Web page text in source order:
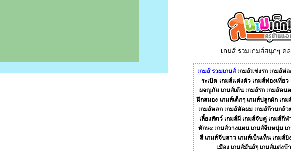
เกมส์ รวมเกมส์สนุกๆ ค
เกมส์ รวมเกมส์ เกมส์แข่งรถ เกมส์ต่อ
ระเบิด เกมส์แต่งตัว เกมส์ท่องเที่ยว
ผจญภัย เกมส์เต้น เกมส์รถ เกมส์ดน
ฝึกสมอง เกมส์เด็กๆ เกมส์ปลูกผัก เก
เกมส์ตลก เกมส์ตัดผม เกมส์ก้านกล้ว
เลี้ยงสัตว์ เกมส์ผี เกมส์จับคู่ เกมส์กีฬ
ทักษะ เกมส์วางแผน เกมส์จีบหนุ่ม เ
สี เกมส์จีบสาว เกมส์เบ็นเท็น เกมส์ยิ
เมือง เกมส์มันส์ๆ เกมส์แต่งบ้